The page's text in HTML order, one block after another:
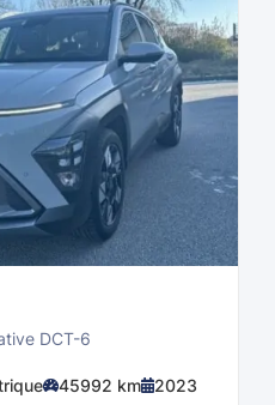
DCT-6
45992 km 2023